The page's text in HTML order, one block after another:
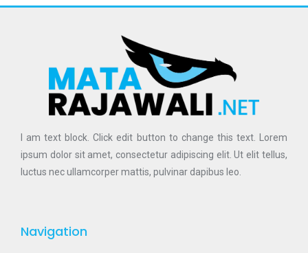
I am text block. Click edit button to change this text. Lorem
ipsum dolor sit amet, consectetur adipiscing elit. Ut elit tellus,
luctus nec ullamcorper mattis, pulvinar dapibus leo.
Navigation